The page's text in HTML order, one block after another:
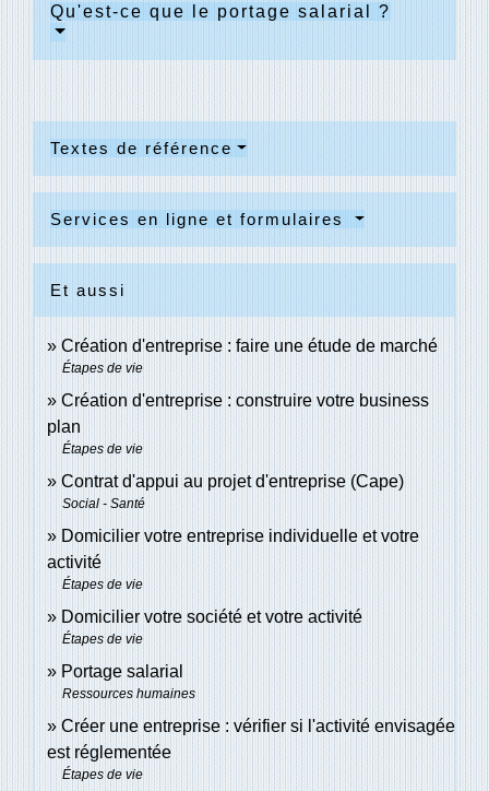
Qu'est-ce que le portage salarial ?
Textes de référence
Services en ligne et formulaires
Et aussi
Création d'entreprise : faire une étude de marché
Étapes de vie
Création d'entreprise : construire votre business
plan
Étapes de vie
Contrat d'appui au projet d'entreprise (Cape)
Social - Santé
Domicilier votre entreprise individuelle et votre
activité
Étapes de vie
Domicilier votre société et votre activité
Étapes de vie
Portage salarial
Ressources humaines
Créer une entreprise : vérifier si l'activité envisagée
est réglementée
Étapes de vie